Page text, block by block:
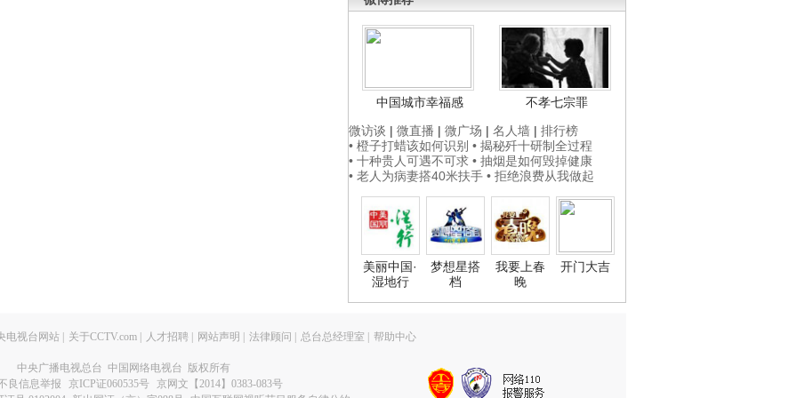
中国城市幸福感
不孝七宗罪
微访谈 | 微直播 | 微广场 | 名人墙 | 排行榜
• 橙子打蜡该如何识别 • 揭秘歼十研制全过程
• 十种贵人可遇不可求 • 抽烟是如何毁掉健康
• 老人为病妻搭40米扶手 • 拒绝浪费从我做起
美丽中国·
湿地行
梦想星搭
档
我要上春
晚
开门大吉
电视台网站 关于CCTV.com 人才招聘 网站声明 法律顾问 总台总经理室 帮助中心
中央广播电视总台 中国网络电视台 版权所有
良信息举报
京ICP证060535号
京网文【2014】0383-083号